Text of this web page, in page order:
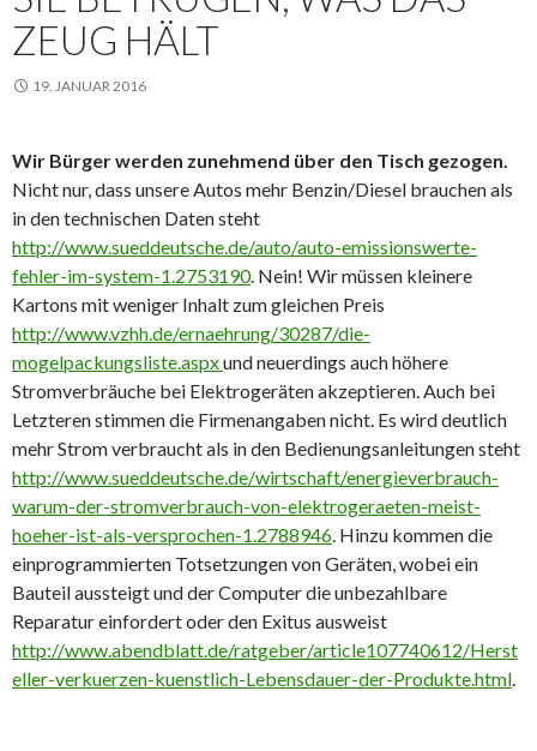
ZEUG HÄLT
19. JANUAR 2016
Wir Bürger werden zunehmend über den Tisch gezogen.
Nicht nur, dass unsere Autos mehr Benzin/Diesel brauchen als
in den technischen Daten steht
http://www.sueddeutsche.de/auto/auto-emissionswerte-
fehler-im-system-1.2753190. Nein! Wir müssen kleinere
Kartons mit weniger Inhalt zum gleichen Preis
http://www.vzhh.de/ernaehrung/30287/die-
mogelpackungsliste.aspxund neuerdings auch höhere
Stromverbräuche bei Elektrogeräten akzeptieren. Auch bei
Letzteren stimmen die Firmenangaben nicht. Es wird deutlich
mehr Strom verbraucht als in den Bedienungsanleitungen steht
http://www.sueddeutsche.de/wirtschaft/energieverbrauch-
warum-der-stromverbrauch-von-elektrogeraeten-meist-
hoeher-ist-als-versprochen-1.2788946. Hinzu kommen die
einprogrammierten Totsetzungen von Geräten, wobei ein
Bauteil aussteigt und der Computer die unbezahlbare
Reparatur einfordert oder den Exitus ausweist
http://www.abendblatt.de/ratgeber/article107740612/Herst
eller-verkuerzen-kuenstlich-Lebensdauer-der-Produkte.html.